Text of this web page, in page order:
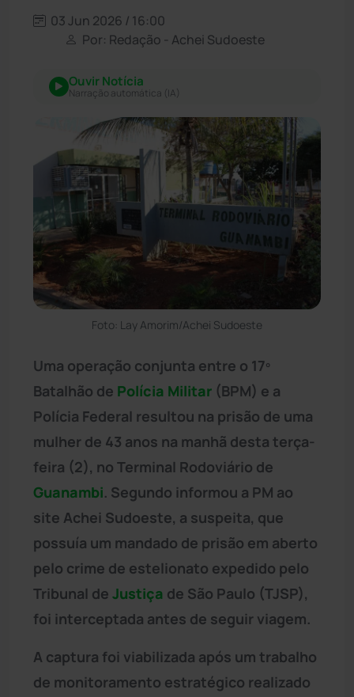
03 Jun 2026 / 16:00
Por: Redação - Achei Sudoeste
Ouvir Notícia
Narração automática (IA)
Foto: Lay Amorim/Achei Sudoeste
Uma operação conjunta entre o 17º
Batalhão de Polícia Militar (BPM) e a
Polícia Federal resultou na prisão de uma
mulher de 43 anos na manhã desta terça-
feira (2), no Terminal Rodoviário de
Guanambi. Segundo informou a PM ao
site Achei Sudoeste, a suspeita, que
possuía um mandado de prisão em aberto
pelo crime de estelionato expedido pelo
Tribunal de Justiça de São Paulo (TJSP),
foi interceptada antes de seguir viagem.
A captura foi viabilizada após um trabalho
de monitoramento estratégico realizado